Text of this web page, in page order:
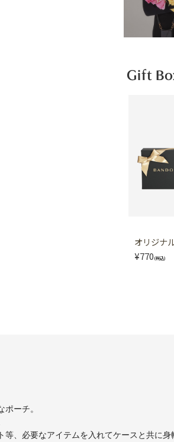
Gift
オリジナ
¥770 (税込)
ーチ。
、必要なアイテムを入れてケースと共に